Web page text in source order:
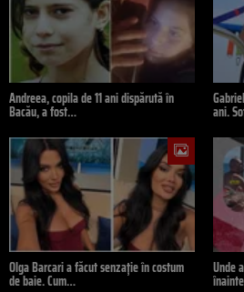
Andreea, copila de 11 ani dispărută în
Bacău, a fost… ani.
Olga Barcari a făcut senzație în costum
de baie. Cum…
Unde